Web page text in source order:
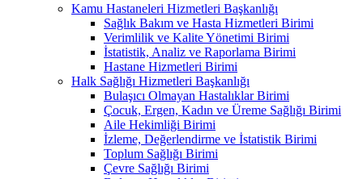
Kamu Hastaneleri Hizmetleri Başkanlığı
Sağlık Bakım ve Hasta Hizmetleri Birimi
Verimlilik ve Kalite Yönetimi Birimi
İstatistik, Analiz ve Raporlama Birimi
Hastane Hizmetleri Birimi
Halk Sağlığı Hizmetleri Başkanlığı
Bulaşıcı Olmayan Hastalıklar Birimi
Çocuk, Ergen, Kadın ve Üreme Sağlığı Birimi
Aile Hekimliği Birimi
İzleme, Değerlendirme ve İstatistik Birimi
Toplum Sağlığı Birimi
Çevre Sağlığı Birimi